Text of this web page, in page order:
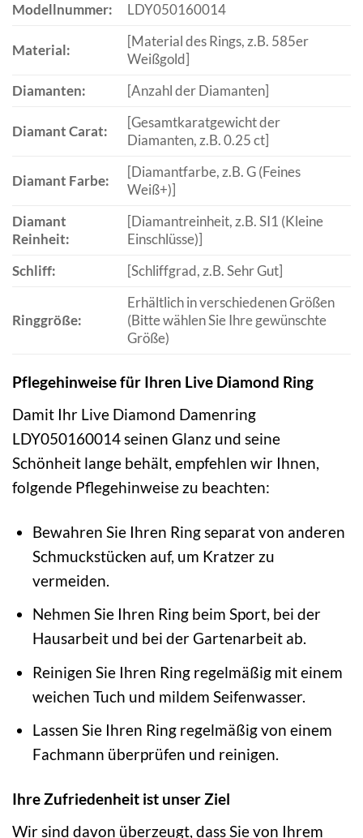
Modellnummer: LDY050160014
Material:
[Material des Rings, z.B. 585er
Weißgold]
Diamanten:
[Anzahl der Diamanten]
Diamant Carat:
[Gesamtkaratgewicht der
Diamanten, z.B. 0.25 ct]
Diamant Farbe:
[Diamantfarbe, z.B. G (Feines
Weiß+)]
Diamant
Reinheit:
[Diamantreinheit, z.B. SI1 (Kleine
Einschlüsse)]
Schliff:
[Schliffgrad, z.B. Sehr Gut]
Ringgröße:
Erhältlich in verschiedenen Größen
(Bitte wählen Sie Ihre gewünschte
Größe)
Pflegehinweise für Ihren Live Diamond Ring
Damit Ihr Live Diamond Damenring
LDY050160014 seinen Glanz und seine
Schönheit lange behält, empfehlen wir Ihnen,
folgende Pflegehinweise zu beachten:
Bewahren Sie Ihren Ring separat von anderen
Schmuckstücken auf, um Kratzer zu
vermeiden.
Nehmen Sie Ihren Ring beim Sport, bei der
Hausarbeit und bei der Gartenarbeit ab.
Reinigen Sie Ihren Ring regelmäßig mit einem
weichen Tuch und mildem Seifenwasser.
Lassen Sie Ihren Ring regelmäßig von einem
Fachmann überprüfen und reinigen.
Ihre Zufriedenheit ist unser Ziel
Wir sind davon überzeugt, dass Sie von Ihrem